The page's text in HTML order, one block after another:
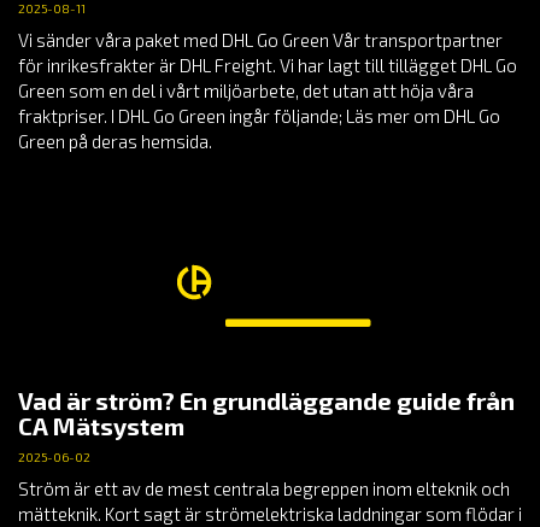
2025-08-11
Vi sänder våra paket med DHL Go Green Vår transportpartner
för inrikesfrakter är DHL Freight. Vi har lagt till tillägget DHL Go
Green som en del i vårt miljöarbete, det utan att höja våra
fraktpriser. I DHL Go Green ingår följande; Läs mer om DHL Go
Green på deras hemsida.
Vad är ström? En grundläggande guide från
CA Mätsystem
2025-06-02
Ström är ett av de mest centrala begreppen inom elteknik och
mätteknik. Kort sagt är strömelektriska laddningar som flödar i